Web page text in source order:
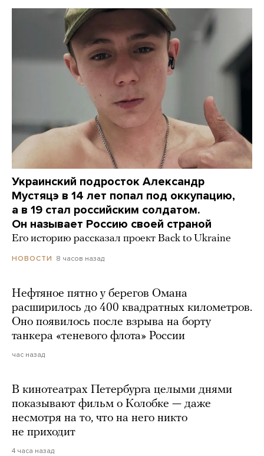
Украинский подросток Александр
Мустяцэ в 14 лет попал под оккупацию,
а в 19 стал российским солдатом.
Он называет Россию своей страной
Его историю рассказал проект Back to Ukraine
НОВОСТИ 8 часов назад
Нефтяное пятно у берегов Омана
расширилось до 400 квадратных километров.
Оно появилось после взрыва на борту
танкера «теневого флота» России
час назад
В кинотеатрах Петербурга целыми днями
показывают фильм о Колобке — даже
несмотря на то, что на него никто
не приходит
4 часа назад